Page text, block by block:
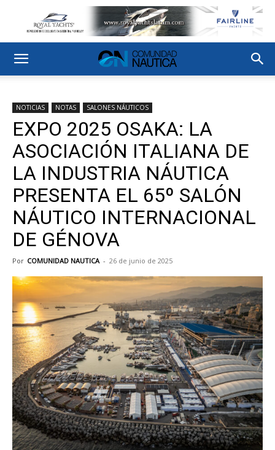
NOTICIAS NOTAS SALONES NÁUTICOS
EXPO 2025 OSAKA: LA
ASOCIACIÓN ITALIANA DE
LA INDUSTRIA NÁUTICA
PRESENTA EL 65º SALÓN
NÁUTICO INTERNACIONAL
DE GÉNOVA
Por COMUNIDAD NAUTICA - 26 de junio de 2025